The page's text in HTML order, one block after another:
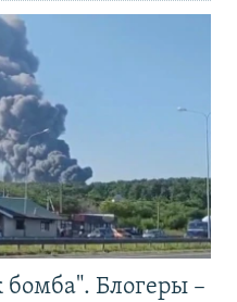
Блогеры –